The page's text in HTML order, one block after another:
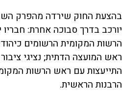
בהצעת החוק שירדה מהפרק
יורכב בדרך סבוכה אחרת: חבריו
הרשות המקומית הרשומים
ראש המועצה הדתית; נציגי
התייעצות עם ראש הרשות
הרבנות הראשית.